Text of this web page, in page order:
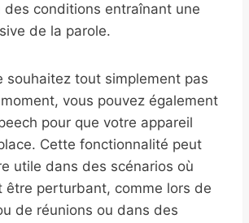
des conditions entraînant une
de la parole.
souhaitez tout simplement pas
vous pouvez également
pour que votre appareil
Cette fonctionnalité peut
utile dans des scénarios où
être perturbant, comme lors de
de réunions ou dans des